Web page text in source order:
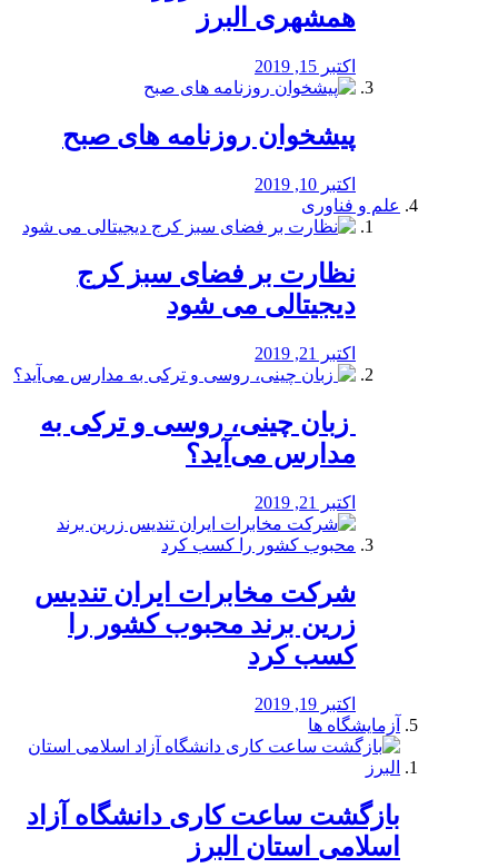
همشهری البرز
اکتبر 15, 2019
پیشخوان روزنامه های صبح
اکتبر 10, 2019
علم و فناوری
نظارت بر فضای سبز کرج
دیجیتالی می شود
اکتبر 21, 2019
️ زبان چینی، روسی و ترکی به
مدارس می‌آید؟
اکتبر 21, 2019
شرکت مخابرات ایران تندیس
زرین برند محبوب کشور را
کسب کرد
اکتبر 19, 2019
آزمایشگاه ها
بازگشت ساعت کاری دانشگاه آزاد
اسلامی استان البرز